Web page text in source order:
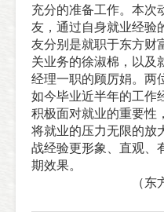
充分的准备工作。本次
友，通过自身就业经验
友分别是就职于东方财
关业务的徐淑棉，以及
经理一职的顾厉娟。两
如今毕业近半年的工作
积极面对就业的重要性
将就业的压力无限的放
战经验更形象、直观、
期效果。
（